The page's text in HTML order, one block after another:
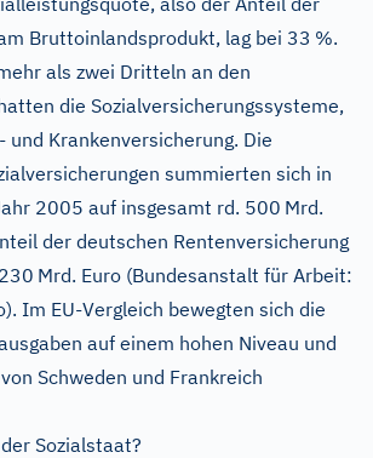
Bruttoinlandsprodukt, lag bei 33 %.
als zwei Dritteln an den
die Sozialversicherungssysteme,
und Krankenversicherung. Die
summierten sich in
2005 auf insgesamt rd. 500 Mrd.
der deutschen Rentenversicherung
Mrd. Euro (Bundesanstalt für Arbeit:
Im EU-Vergleich bewegten sich die
auf einem hohen Niveau und
Schweden und Frankreich
Sozialstaat?